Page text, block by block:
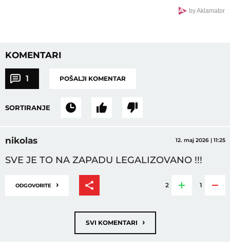
by Aklamator
KOMENTARI
1 POŠALJI KOMENTAR
SORTIRANJE
nikolas 12. maj 2026 | 11:25
SVE JE TO NA ZAPADU LEGALIZOVANO !!!
ODGOVORITE › 2 1
SVI KOMENTARI ›